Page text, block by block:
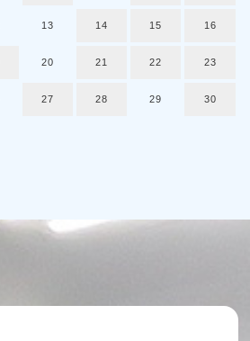
13 14 15 16
20 21 22 23
27 28 29 30